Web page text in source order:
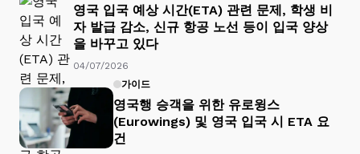
영국 입국 예상 시간(ETA) 관련 문제, 학생 비
자 발급 감소, 신규 항공 노선 등이 입국 양상
을 바꾸고 있다
04/07/2026
가이드
영국행 승객을 위한 유로윙스
(Eurowings) 및 영국 입국 시 ETA 요
건